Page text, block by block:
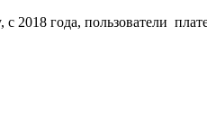
года, пользователи